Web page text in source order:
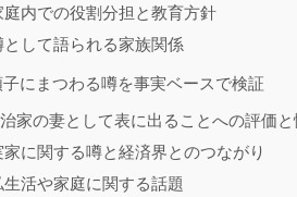
庭内での役割分担と教育方針
として語られる家族関係
にまつわる噂を事実ベースで検証
家の妻として表に出ることへの評価と
家に関する噂と経済界とのつながり
生活や家庭に関する話題